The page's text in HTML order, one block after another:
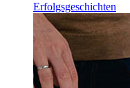
Erfolgsgeschichten